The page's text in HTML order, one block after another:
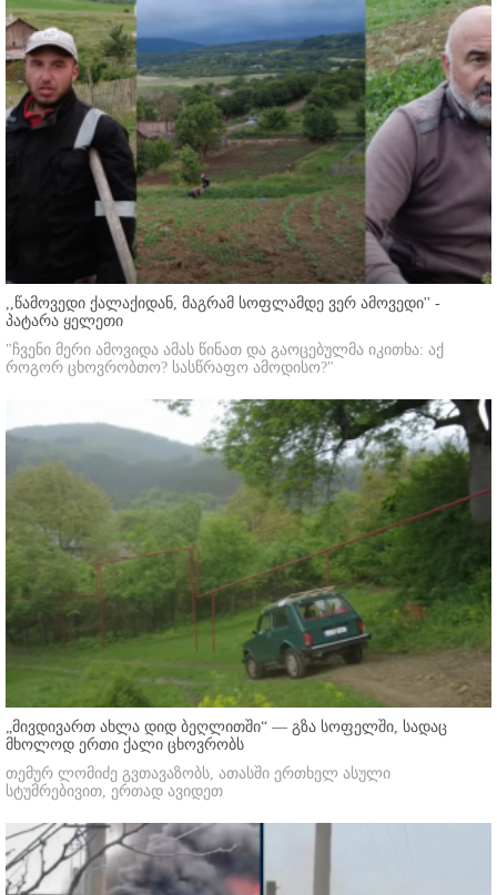
,,წამოვედი ქალაქიდან, მაგრამ სოფლამდე ვერ ამოვედი'' -
პატარა ყელეთი
"ჩვენი მერი ამოვიდა ამას წინათ და გაოცებულმა იკითხა: აქ
როგორ ცხოვრობთო? სასწრაფო ამოდისო?"
„მივდივართ ახლა დიდ ბეღლითში“ — გზა სოფელში, სადაც
მხოლოდ ერთი ქალი ცხოვრობს
თემურ ლომიძე გვთავაზობს, ათასში ერთხელ ასული
სტუმრებივით, ერთად ავიდეთ